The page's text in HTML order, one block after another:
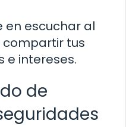
en escuchar al
compartir tus
e intereses.
de